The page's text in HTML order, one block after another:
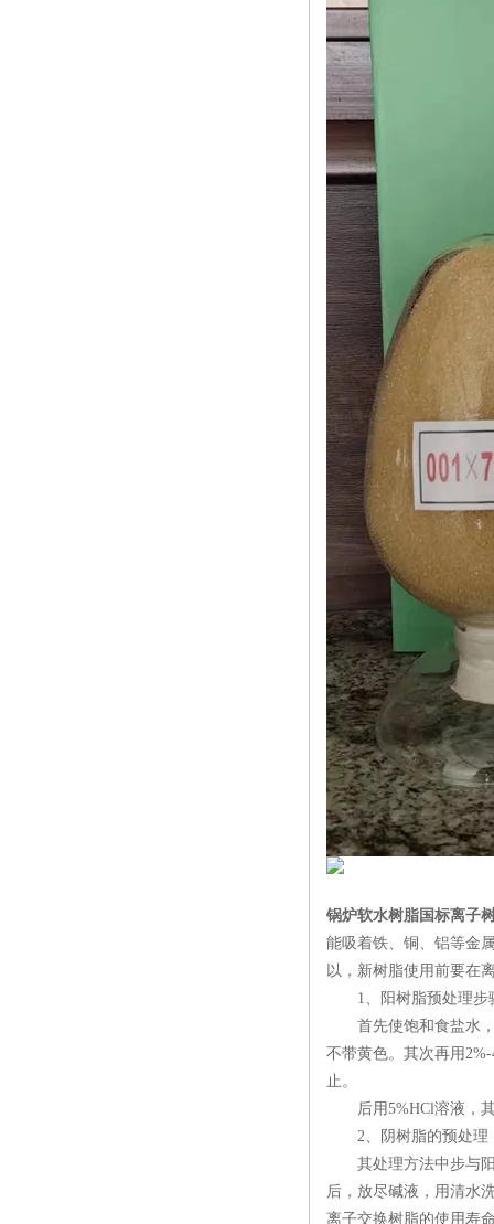
锅炉软水树脂国标离子
能吸着铁、铜、铝等金
以，新树脂使用前要在
1、阳树脂预处理步
首先使饱和食盐水，
不带黄色。其次再用
止。
后用5%HCl溶液，其
2、阴树脂的预处理
其处理方法中步与阳
后，放尽碱液，用清水
离子交换树脂的使用寿